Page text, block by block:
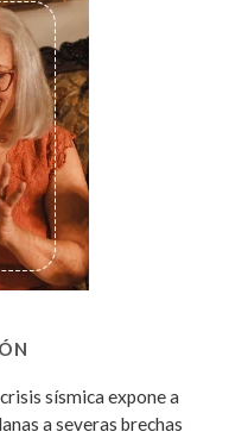
sísmica expone a
a severas brechas